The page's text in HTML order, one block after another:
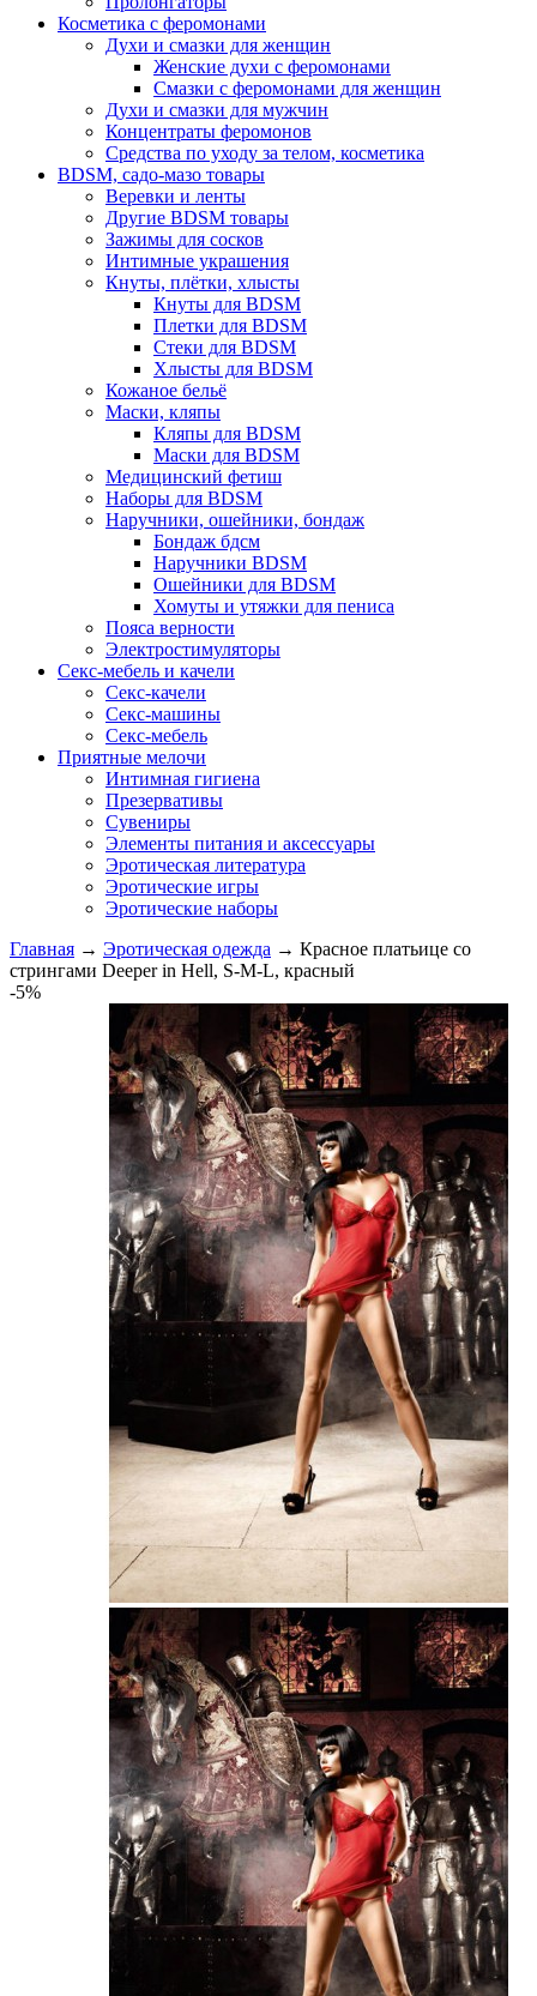
Косметика с феромонами
Духи и смазки для женщин
Женские духи с феромонами
Смазки с феромонами для женщин
Духи и смазки для мужчин
Концентраты феромонов
Средства по уходу за телом, косметика
BDSM, садо-мазо товары
Веревки и ленты
Другие BDSM товары
Зажимы для сосков
Интимные украшения
Кнуты, плётки, хлысты
Кнуты для BDSM
Плетки для BDSM
Стеки для BDSM
Хлысты для BDSM
Кожаное бельё
Маски, кляпы
Кляпы для BDSM
Маски для BDSM
Медицинский фетиш
Наборы для BDSM
Наручники, ошейники, бондаж
Бондаж бдсм
Наручники BDSM
Ошейники для BDSM
Хомуты и утяжки для пениса
Пояса верности
Электростимуляторы
Секс-мебель и качели
Секс-качели
Секс-машины
Секс-мебель
Приятные мелочи
Интимная гигиена
Презервативы
Сувениры
Элементы питания и аксессуары
Эротическая литература
Эротические игры
Эротические наборы
Главная → Эротическая одежда → Красное платьице со
стрингами Deeper in Hell, S-M-L, красный
-5%